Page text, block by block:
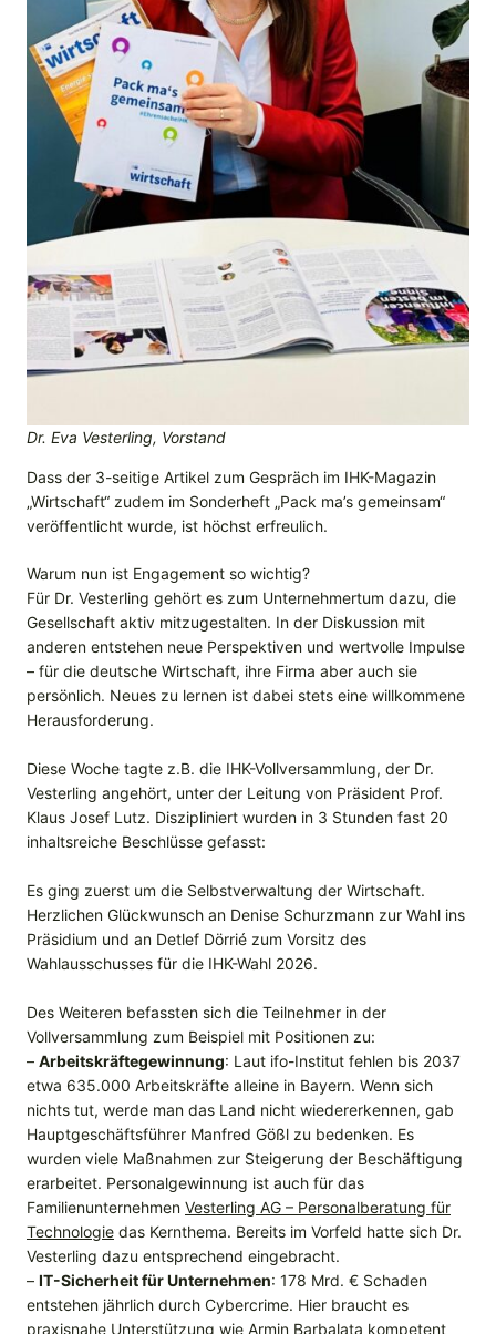
Dr. Eva Vesterling, Vorstand
Dass der 3-seitige Artikel zum Gespräch im IHK-Magazin
„Wirtschaft“ zudem im Sonderheft „Pack ma’s gemeinsam“
veröffentlicht wurde, ist höchst erfreulich.
Warum nun ist Engagement so wichtig?
Für Dr. Vesterling gehört es zum Unternehmertum dazu, die
Gesellschaft aktiv mitzugestalten. In der Diskussion mit
anderen entstehen neue Perspektiven und wertvolle Impulse
– für die deutsche Wirtschaft, ihre Firma aber auch sie
persönlich. Neues zu lernen ist dabei stets eine willkommene
Herausforderung.
Diese Woche tagte z.B. die IHK-Vollversammlung, der Dr.
Vesterling angehört, unter der Leitung von Präsident Prof.
Klaus Josef Lutz. Diszipliniert wurden in 3 Stunden fast 20
inhaltsreiche Beschlüsse gefasst:
Es ging zuerst um die Selbstverwaltung der Wirtschaft.
Herzlichen Glückwunsch an Denise Schurzmann zur Wahl ins
Präsidium und an Detlef Dörrié zum Vorsitz des
Wahlausschusses für die IHK-Wahl 2026.
Des Weiteren befassten sich die Teilnehmer in der
Vollversammlung zum Beispiel mit Positionen zu:
– Arbeitskräftegewinnung: Laut ifo-Institut fehlen bis 2037
etwa 635.000 Arbeitskräfte alleine in Bayern. Wenn sich
nichts tut, werde man das Land nicht wiedererkennen, gab
Hauptgeschäftsführer Manfred Gößl zu bedenken. Es
wurden viele Maßnahmen zur Steigerung der Beschäftigung
erarbeitet. Personalgewinnung ist auch für das
Familienunternehmen Vesterling AG – Personalberatung für
Technologie das Kernthema. Bereits im Vorfeld hatte sich Dr.
Vesterling dazu entsprechend eingebracht.
– IT-Sicherheit für Unternehmen: 178 Mrd. € Schaden
entstehen jährlich durch Cybercrime. Hier braucht es
praxisnahe Unterstützung wie Armin Barbalata kompetent